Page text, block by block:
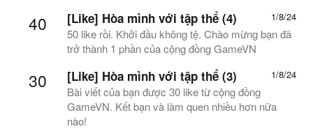
40 1/8/24
[Like] Hòa mình với tập thể (4)
50 like rồi. Khởi đầu không tệ. Chào mừng bạn đã
trở thành 1 phần của cộng đồng GameVN
30 1/8/24
[Like] Hòa mình với tập thể (3)
Bài viết của bạn được 30 like từ cộng đồng
GameVN. Kết bạn và làm quen nhiều hơn nữa
nào!